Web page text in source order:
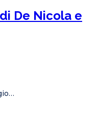
De Nicola e